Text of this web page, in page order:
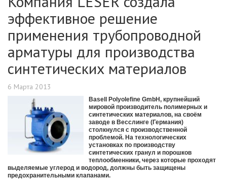
эффективное решение
применения трубопроводной
арматуры для производства
синтетических материалов
6 Марта 2013
Basell Polyolefine GmbH, крупнейший
мировой производитель полимерных и
синтетических материалов, на своём
заводе в Весслинге (Германия)
столкнулся с производственной
проблемой. На технологических
установках по производству
синтетических гранул и порошков
теплообменники, через которые проходят
выделяемые углерод и водород, должны быть защищены
предохранительными клапанами.